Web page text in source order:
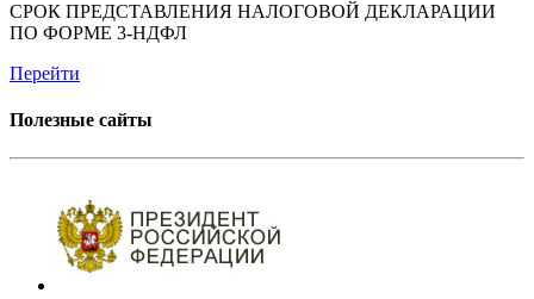
СРОК ПРЕДСТАВЛЕНИЯ НАЛОГОВОЙ ДЕКЛАРАЦИИ
ПО ФОРМЕ 3-НДФЛ
Перейти
Полезные сайты